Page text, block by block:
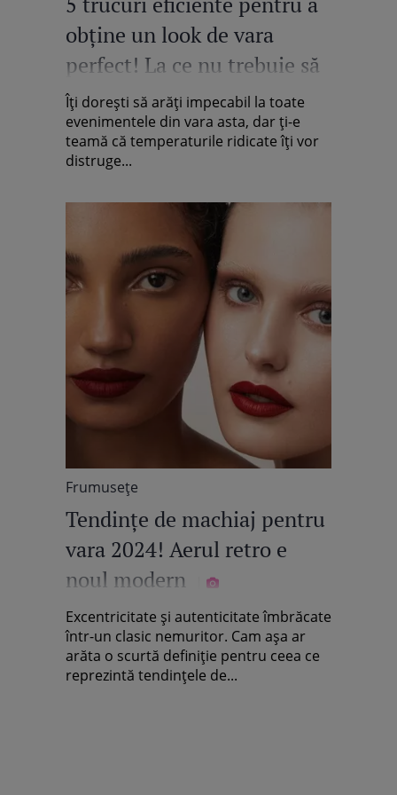
obţine un look de vara
perfect! La ce nu trebuie să
renunţi niciodată
Îți dorești să arăţi impecabil la toate
evenimentele din vara asta, dar ţi-e
teamă că temperaturile ridicate îţi vor
distruge...
Frumuseţe
Tendinţe de machiaj pentru
vara 2024! Aerul retro e
noul modern
Excentricitate şi autenticitate îmbrăcate
într-un clasic nemuritor. Cam aşa ar
arăta o scurtă definiţie pentru ceea ce
reprezintă tendinţele de...